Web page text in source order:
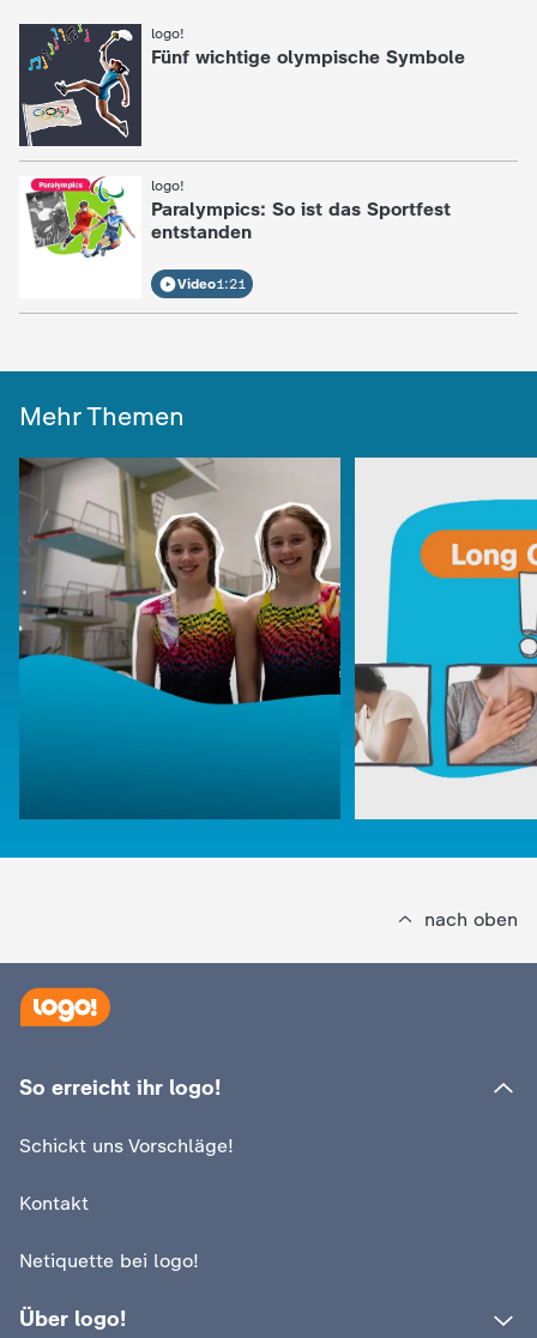
logo!
Fünf wichtige olympische Symbole
logo!
:
Paralympics: So ist das Sportfest
entstanden
Video1:21
Mehr Themen
Marla und Lotta haben’s
Video2:15
nach oben
So erreicht ihr logo!
Schickt uns Vorschläge!
Kontakt
Netiquette bei logo!
Über logo!